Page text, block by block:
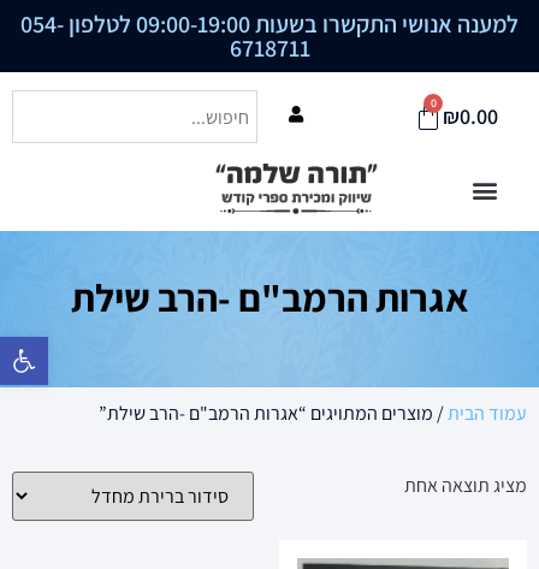
פתח סרגל
למענה אנושי התקשרו בשעות 09:00-19:00 לטלפון 054-
6718711
₪0.00
0
אגרות הרמב"ם -הרב שילת
עמוד הבית/ מוצרים המתויגים “אגרות הרמב"ם -הרב שילת”
מציג תוצאה אחת